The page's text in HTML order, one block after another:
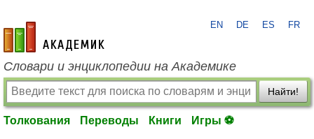
academic.ru
EN DE ES FR
Словари и энциклопедии на Академике
Найти!
Толкования Переводы Книги Игры ⚽